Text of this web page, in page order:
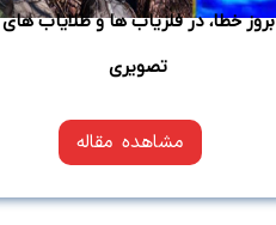
بروز خطا، در فلزیاب‌ ها و طلایاب‌ های
تصویری
مشاهده مقاله